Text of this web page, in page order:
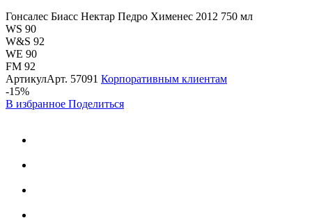
Гонсалес Биасс Нектар Педро Хименес 2012 750 мл
WS 90
W&S 92
WE 90
FM 92
АртикулАрт. 57091 Корпоративным клиентам
-15%
В избранное Поделиться